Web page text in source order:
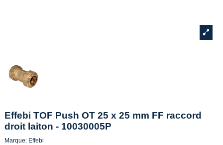
Effebi TOF Push OT 25 x 25 mm FF raccord
droit laiton - 10030005P
Marque: Effebi